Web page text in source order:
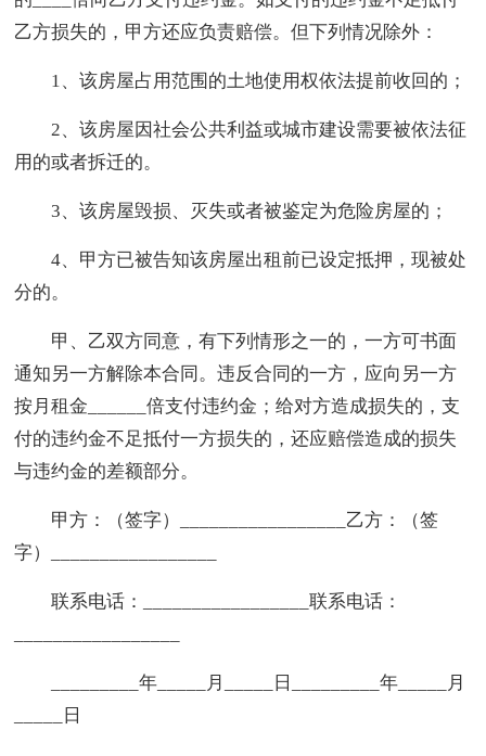
乙方损失的，甲方还应负责赔偿。但下列情况除外：
1、该房屋占用范围的土地使用权依法提前收回的；
2、该房屋因社会公共利益或城市建设需要被依法征
用的或者拆迁的。
3、该房屋毁损、灭失或者被鉴定为危险房屋的；
4、甲方已被告知该房屋出租前已设定抵押，现被处
分的。
甲、乙双方同意，有下列情形之一的，一方可书面
通知另一方解除本合同。违反合同的一方，应向另一方
按月租金______倍支付违约金；给对方造成损失的，支
付的违约金不足抵付一方损失的，还应赔偿造成的损失
与违约金的差额部分。
甲方：（签字）_________________乙方：（签
字）_________________
联系电话：_________________联系电话：
_________年_____月_____日_________年_____月
_____日